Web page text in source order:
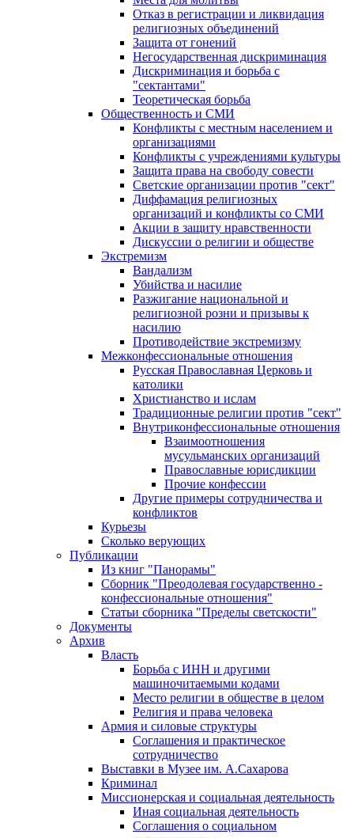
Отказ в регистрации и ликвидация
религиозных объединений
Защита от гонений
Негосударственная дискриминация
Дискриминация и борьба с
"сектантами"
Теоретическая борьба
Общественность и СМИ
Конфликты с местным населением и
организациями
Конфликты с учреждениями культуры
Защита права на свободу совести
Светские организации против "сект"
Диффамация религиозных
организаций и конфликты со СМИ
Акции в защиту нравственности
Дискуссии о религии и обществе
Экстремизм
Вандализм
Убийства и насилие
Разжигание национальной и
религиозной розни и призывы к
насилию
Противодействие экстремизму
Межконфессиональные отношения
Русская Православная Церковь и
католики
Христианство и ислам
Традиционные религии против "сект"
Внутриконфессиональные отношения
Взаимоотношения
мусульманских организаций
Православные юрисдикции
Прочие конфессии
Другие примеры сотрудничества и
конфликтов
Курьезы
Сколько верующих
Публикации
Из книг "Панорамы"
Сборник "Преодолевая государственно -
конфессиональные отношения"
Статьи сборника "Пределы светскости"
Документы
Архив
Власть
Борьба с ИНН и другими
машиночитаемыми кодами
Место религии в обществе в целом
Религия и права человека
Армия и силовые структуры
Соглашения и практическое
сотрудничество
Выставки в Музее им. А.Сахарова
Криминал
Миссионерская и социальная деятельность
Иная социальная деятельность
Соглашения о социальном